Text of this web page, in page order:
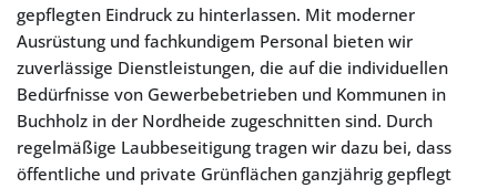
gepflegten Eindruck zu hinterlassen. Mit moderner
Ausrüstung und fachkundigem Personal bieten wir
zuverlässige Dienstleistungen, die auf die individuellen
Bedürfnisse von Gewerbebetrieben und Kommunen in
Buchholz in der Nordheide zugeschnitten sind. Durch
regelmäßige Laubbeseitigung tragen wir dazu bei, dass
öffentliche und private Grünflächen ganzjährig gepflegt